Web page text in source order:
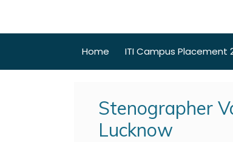
Home ITI Campus Placement
Stenographer
Lucknow